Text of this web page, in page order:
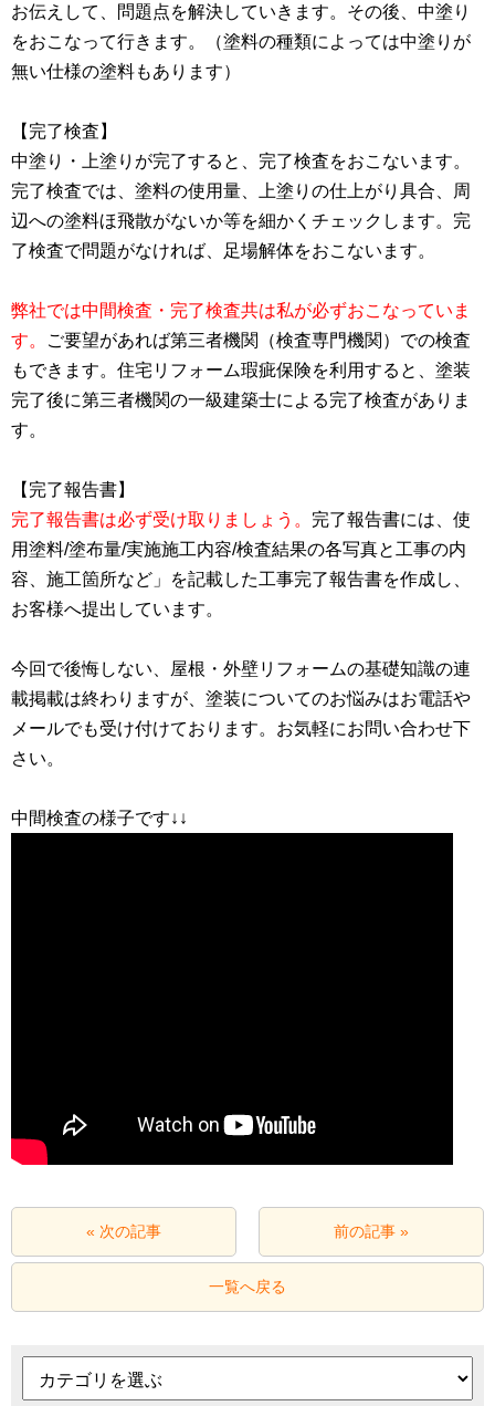
お伝えして、問題点を解決していきます。その後、中塗り
をおこなって行きます。（塗料の種類によっては中塗りが
無い仕様の塗料もあります）
【完了検査】
中塗り・上塗りが完了すると、完了検査をおこないます。
完了検査では、塗料の使用量、上塗りの仕上がり具合、周
辺への塗料ほ飛散がないか等を細かくチェックします。完
了検査で問題がなければ、足場解体をおこないます。
弊社では中間検査・完了検査共は私が必ずおこなっていま
す。
ご要望があれば第三者機関（検査専門機関）での検査
もできます。住宅リフォーム瑕疵保険を利用すると、塗装
完了後に第三者機関の一級建築士による完了検査がありま
す。
完了報告書は必ず受け取りましょう。 完了報告書には、使
用塗料/塗布量/実施施工内容/検査結果の各写真と工事の内
容、施工箇所など」を記載した工事完了報告書を作成し、
お客様へ提出しています。
今回で後悔しない、屋根・外壁リフォームの基礎知識の連
載掲載は終わりますが、塗装についてのお悩みはお電話や
メールでも受け付けております。お気軽にお問い合わせ下
さい。
« 次の記事 前の記事 »
一覧へ戻る